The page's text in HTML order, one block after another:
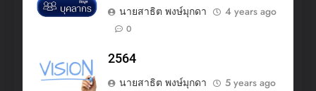
นายสาธิต พงษ์มุกดา
4 years ago
0
2564
นายสาธิต พงษ์มุกดา
5 years ago